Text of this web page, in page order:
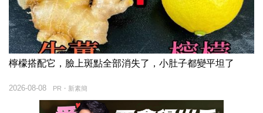
檸檬搭配它，臉上斑點全部消失了，小肚子都變平坦了
PR・新素簡
2026-08-08